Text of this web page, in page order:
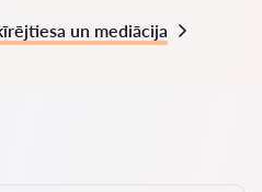
un mediācija